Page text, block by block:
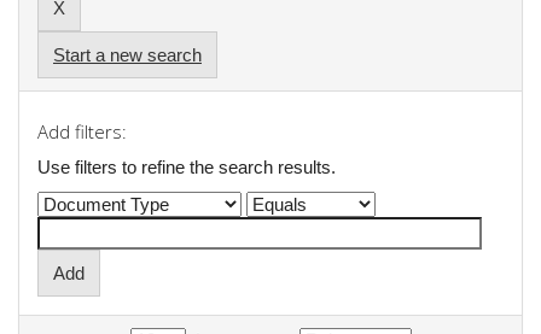
Start a new search
Add filters:
Use filters to refine the search results.